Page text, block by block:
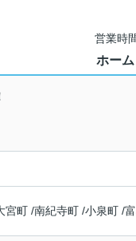
営業時
ホーム
宮町 /南紀寺町 /小泉町 /